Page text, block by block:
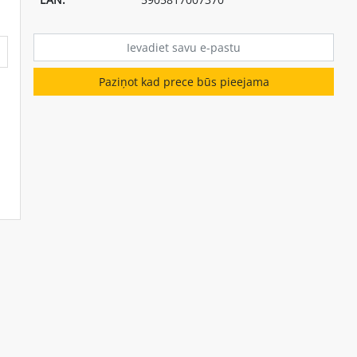
Paziņot kad prece būs pieejama